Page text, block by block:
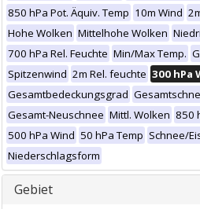
850 hPa Pot. Äquiv. Temp 10m Wind
Hohe Wolken Mittelhohe Wolken
700 hPa Rel. Feuchte Min/Max Temp.
Spitzenwind 2m Rel. feuchte 300 hPa
Gesamtbedeckungsgrad
Gesamt-Neuschnee Mittl. Wolken 850
500 hPa Wind 50 hPa Temp Schnee/
Niederschlagsform
Gebiet